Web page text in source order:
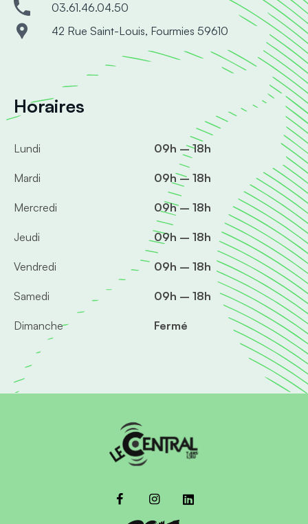
03.61.46.04.50
42 Rue Saint-Louis, Fourmies 59610
Horaires
Lundi 09h – 18h
Mardi 09h – 18h
Mercredi 09h – 18h
Jeudi 09h – 18h
Vendredi 09h – 18h
Samedi 09h – 18h
Dimanche Fermé